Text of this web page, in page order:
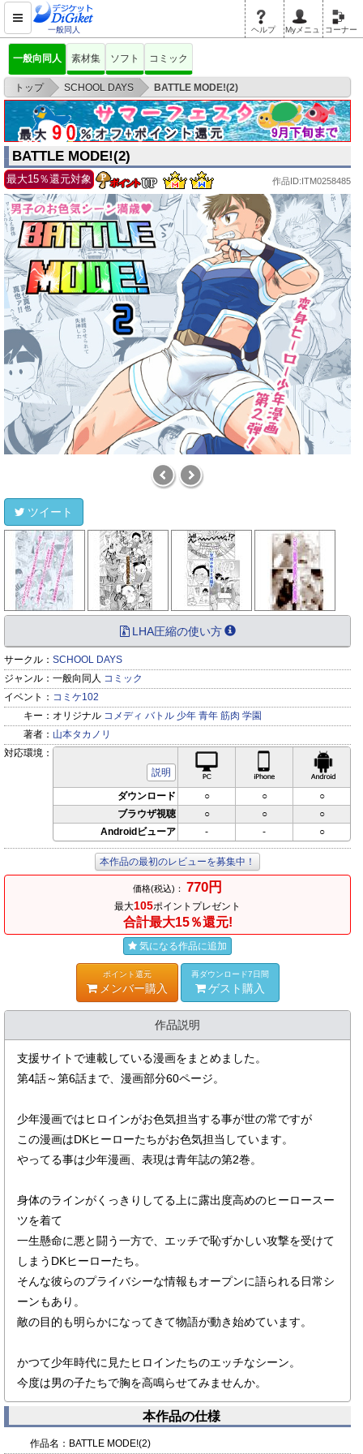
一般同人 ヘルプ Myメニュ コーナー
一般向同人 素材集 ソフト コミック
トップ > SCHOOL DAYS > BATTLE MODE!(2)
BATTLE MODE!(2)
最大15％還元対象 作品ID:ITM0258485
ツイート
LHA圧縮の使い方
サークル： SCHOOL DAYS
ジャンル： 一般向同人 コミック
イベント： コミケ102
キー： オリジナル コメディ バトル 少年 青年 筋肉 学園
著者： 山本タカノリ
対応環境：
説明
iPhone対応
ダウンロード ○ ○
○
ブラウザ視聴
○ ○
○
Androidビューア
- - ○
本作品の最初のレビューを募集中！
価格(税込)： 770円
最大105ポイントプレゼント
合計最大15％還元!
気になる作品に追加
ポイント還元
メンバー購入
再ダウンロード7日間
ゲスト購入
作品説明
支援サイトで連載している漫画をまとめました。
第4話～第6話まで、漫画部分60ページ。
少年漫画ではヒロインがお色気担当する事が世の常ですが
この漫画はDKヒーローたちがお色気担当しています。
やってる事は少年漫画、表現は青年誌の第2巻。
身体のラインがくっきりしてる上に露出度高めのヒーロースー
ツを着て
一生懸命に悪と闘う一方で、エッチで恥ずかしい攻撃を受けて
しまうDKヒーローたち。
そんな彼らのプライバシーな情報もオープンに語られる日常シ
ーンもあり。
敵の目的も明らかになってきて物語が動き始めています。
かつて少年時代に見たヒロインたちのエッチなシーン。
今度は男の子たちで胸を高鳴らせてみませんか。
本作品の仕様
作品名： BATTLE MODE!(2)